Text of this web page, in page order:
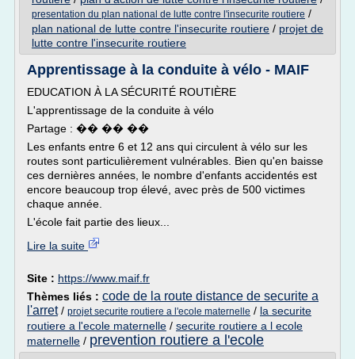
presentation du plan national de lutte contre l'insecurite routiere /
plan national de lutte contre l'insecurite routiere / projet de
lutte contre l'insecurite routiere
Apprentissage à la conduite à vélo - MAIF
EDUCATION À LA SÉCURITÉ ROUTIÈRE
L'apprentissage de la conduite à vélo
Partage : �� �� ��
Les enfants entre 6 et 12 ans qui circulent à vélo sur les
routes sont particulièrement vulnérables. Bien qu'en baisse
ces dernières années, le nombre d'enfants accidentés est
encore beaucoup trop élevé, avec près de 500 victimes
chaque année.
L'école fait partie des lieux...
Lire la suite
Site : https://www.maif.fr
Thèmes liés : code de la route distance de securite a
l'arret/ projet securite routiere a l'ecole maternelle / la securite
routiere a l'ecole maternelle / securite routiere a l ecole
maternelle / prevention routiere a l'ecole